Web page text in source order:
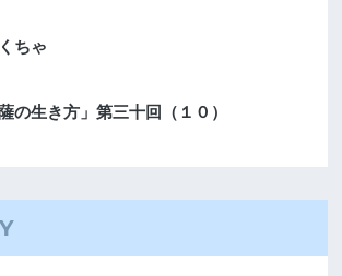
ちゃ
の生き方」第三十回（１０）